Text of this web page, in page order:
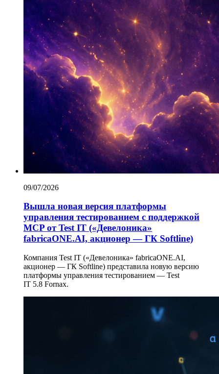
09/07/2026
Вышла новая версия платформы
управления тестированием с поддержкой
MCP от Test IT («Девелоника»
fabricaONE.AI, акционер — ГК Softline)
Компания Test IT («Девелоника» fabricaONE.AI,
акционер — ГК Softline) представила новую версию
платформы управления тестированием — Test
IT 5.8 Fornax.